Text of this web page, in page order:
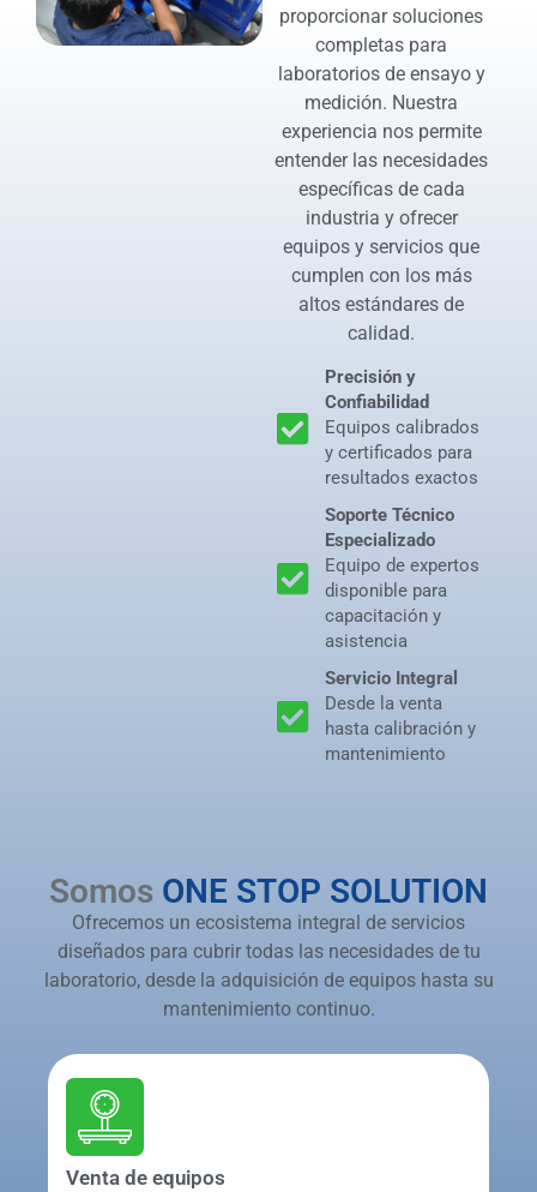
proporcionar soluciones
completas para
laboratorios de ensayo y
medición. Nuestra
experiencia nos permite
entender las necesidades
específicas de cada
industria y ofrecer
equipos y servicios que
cumplen con los más
altos estándares de
calidad.
Precisión y
Confiabilidad
Equipos calibrados
y certificados para
resultados exactos
Soporte Técnico
Especializado
Equipo de expertos
disponible para
capacitación y
asistencia
Servicio Integral
Desde la venta
hasta calibración y
mantenimiento
Somos ONE STOP SOLUTION
Ofrecemos un ecosistema integral de servicios
diseñados para cubrir todas las necesidades de tu
laboratorio, desde la adquisición de equipos hasta su
mantenimiento continuo.
Venta de equipos